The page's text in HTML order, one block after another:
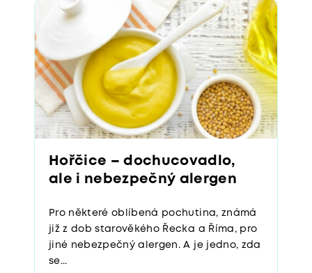
Hořčice – dochucovadlo,
ale i nebezpečný alergen
Pro některé oblíbená pochutina, známá
již z dob starověkého Řecka a Říma, pro
jiné nebezpečný alergen. A je jedno, zda
se...